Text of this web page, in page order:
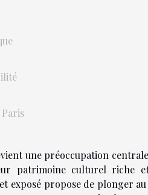
une préoccupation
patrimoine culturel riche
exposé propose de plonger